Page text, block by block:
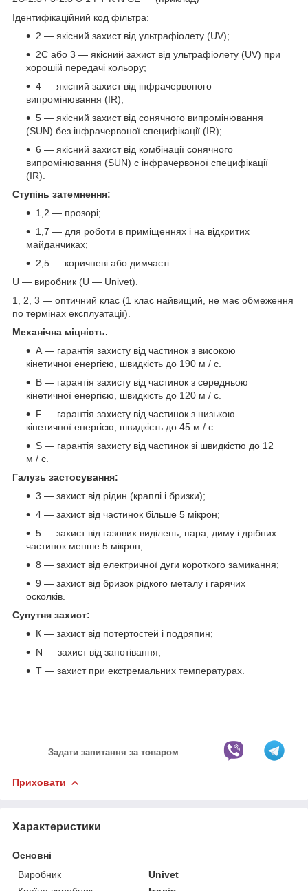
Ідентифікаційний код фільтра:
2 — якісний захист від ультрафіолету (UV);
2С або 3 — якісний захист від ультрафіолету (UV) при
хорошій передачі кольору;
4 — якісний захист від інфрачервоного
випромінювання (IR);
5 — якісний захист від сонячного випромінювання
(SUN) без інфрачервоної специфікації (IR);
6 — якісний захист від комбінації сонячного
випромінювання (SUN) c інфрачервоної специфікації
(IR).
Ступінь затемнення:
1,2 — прозорі;
1,7 — для роботи в приміщеннях і на відкритих
майданчиках;
2,5 — коричневі або димчасті.
U — виробник (U — Univet).
1, 2, 3 — оптичний клас (1 клас найвищий, не має обмеження
по термінах експлуатації).
Механічна міцність.
А — гарантія захисту від частинок з високою
кінетичної енергією, швидкість до 190 м / с.
В — гарантія захисту від частинок з середньою
кінетичної енергією, швидкість до 120 м / с.
F — гарантія захисту від частинок з низькою
кінетичної енергією, швидкість до 45 м / с.
S — гарантія захисту від частинок зі швидкістю до 12
м / с.
Галузь застосування:
3 — захист від рідин (краплі і бризки);
4 — захист від частинок більше 5 мікрон;
5 — захист від газових виділень, пара, диму і дрібних
частинок менше 5 мікрон;
8 — захист від електричної дуги короткого замикання;
9 — захист від бризок рідкого металу і гарячих
осколків.
Супутня захист:
К — захист від потертостей і подряпин;
N — захист від запотівання;
Т — захист при екстремальних температурах.
Задати запитання за товаром
Приховати
Характеристики
Основні
Виробник
Univet